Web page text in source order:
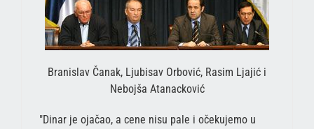
Branislav Čanak, Ljubisav Orbović, Rasim Ljajić i
Nebojša Atanacković
"Dinar je ojačao, a cene nisu pale i očekujemo u